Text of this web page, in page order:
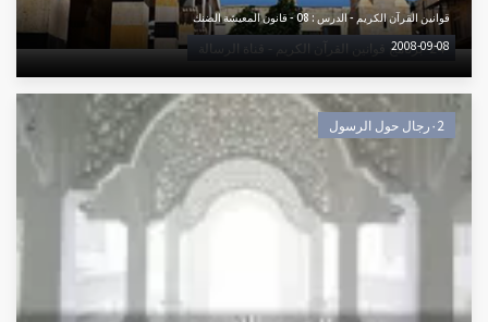
٠24برنامج قوانين القرآن الكريم - قناة الرسالة
قوانين القرآن الكريم - الدرس : 08 - قانون المعيشة الضنك
2008-09-08
٠2رجال حول الرسول